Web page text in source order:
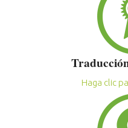
Haga clic